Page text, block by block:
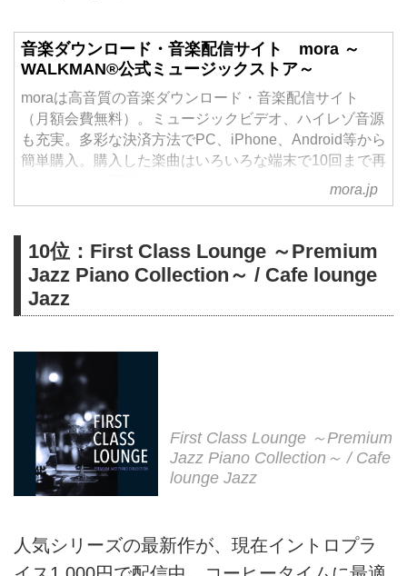
音楽ダウンロード・音楽配信サイト mora ～
WALKMAN®公式ミュージックストア～
moraは高音質の音楽ダウンロード・音楽配信サイト
（月額会費無料）。ミュージックビデオ、ハイレゾ音源
も充実。多彩な決済方法でPC、iPhone、Android等から
簡単購入。購入した楽曲はいろいろな端末で10回まで再
mora.jp
10位：First Class Lounge ～Premium
Jazz Piano Collection～ / Cafe lounge
Jazz
First Class Lounge ～Premium
Jazz Piano Collection～ / Cafe
lounge Jazz
人気シリーズの最新作が、現在イントロプラ